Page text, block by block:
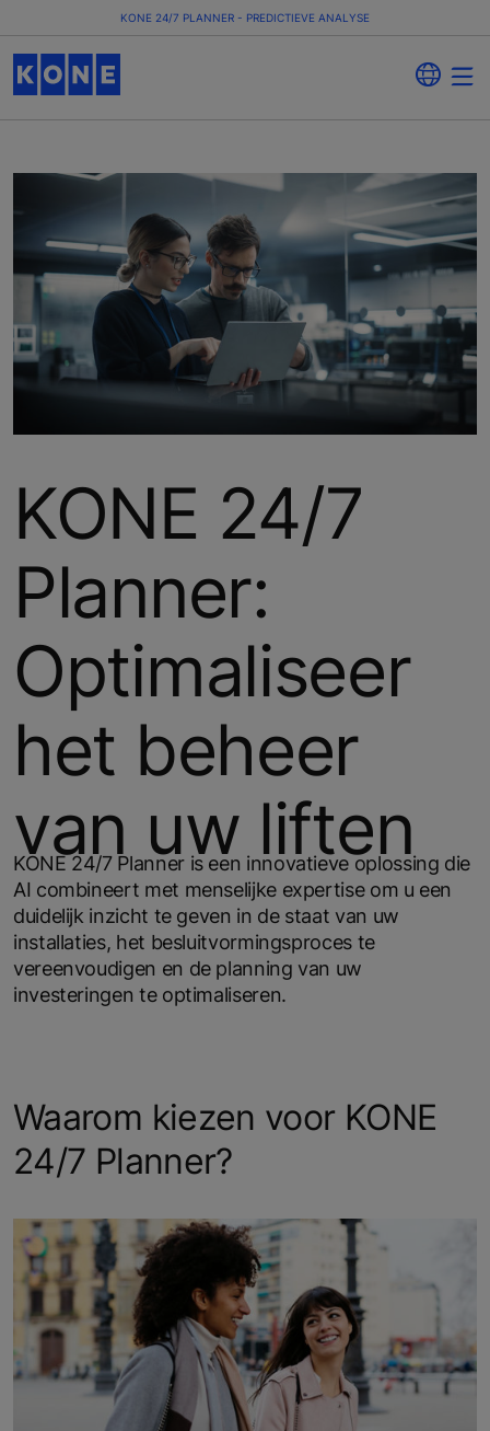
KONE 24/7 PLANNER - PREDICTIEVE ANALYSE
KONE 24/7
Planner:
Optimaliseer
het beheer
van uw liften
KONE 24/7 Planner is een innovatieve oplossing die
AI combineert met menselijke expertise om u een
duidelijk inzicht te geven in de staat van uw
installaties, het besluitvormingsproces te
vereenvoudigen en de planning van uw
investeringen te optimaliseren.
Waarom kiezen voor KONE
24/7 Planner?